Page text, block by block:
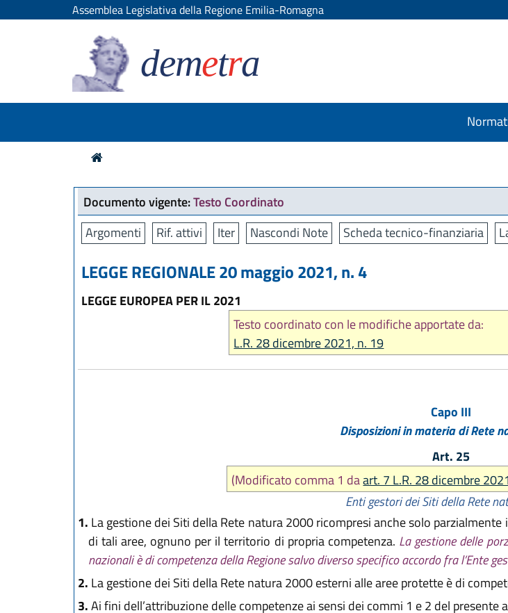
Assemblea Legislativa della Regione Emilia-Romagna
demetra
Documento vigente:Testo Coordinato
Argomenti
Rif. attivi Iter Nascondi Note Scheda tecnico-finanziaria
LEGGE REGIONALE 20 maggio 2021, n. 4
LEGGE EUROPEA PER IL 2021
Testo coordinato con le modifiche apportate da:
L.R. 28 dicembre 2021, n. 19
Capo III
Disposizioni in materia di Rete
Art. 25
(Modificato comma 1 daart. 7 L.R. 28 dicembre
Enti gestori dei Siti della Rete
1. La gestione dei Siti della Rete natura 2000 ricompresi anche solo
di tali aree, ognuno per il territorio di propria competenza. La gestione delle
nazionali è di competenza della Regione salvo diverso specifico accordo fra l’Ente
2. La gestione dei Siti della Rete natura 2000 esterni alle aree protette è di
3.Ai fini dell’attribuzione delle competenze ai sensi dei commi 1 e 2 del presente